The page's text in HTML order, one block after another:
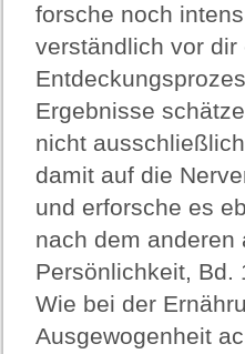
forsche noch
verständlich vor
Ergebnisse
nicht
damit auf die
und erforsche es
nach dem anderen
Persönlichkeit, Bd.
Wie bei der
Ausgewogenheit